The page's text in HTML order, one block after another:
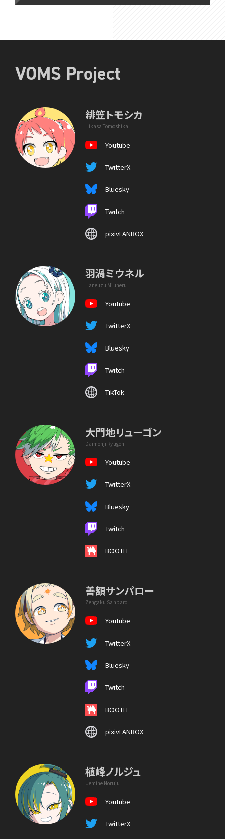
VOMS Project
緋笠トモシカ
Hikasa Tomoshika
Youtube
TwitterX
Bluesky
Twitch
pixivFANBOX
羽渦ミウネル
Haneuzu Miuneru
Youtube
TwitterX
Bluesky
Twitch
TikTok
大門地リューゴン
Daimonji Ryugon
Youtube
TwitterX
Bluesky
Twitch
BOOTH
善額サンパロー
Zengaku Sanparo
Youtube
TwitterX
Bluesky
Twitch
BOOTH
pixivFANBOX
植峰ノルジュ
Uemine Noruju
Youtube
TwitterX